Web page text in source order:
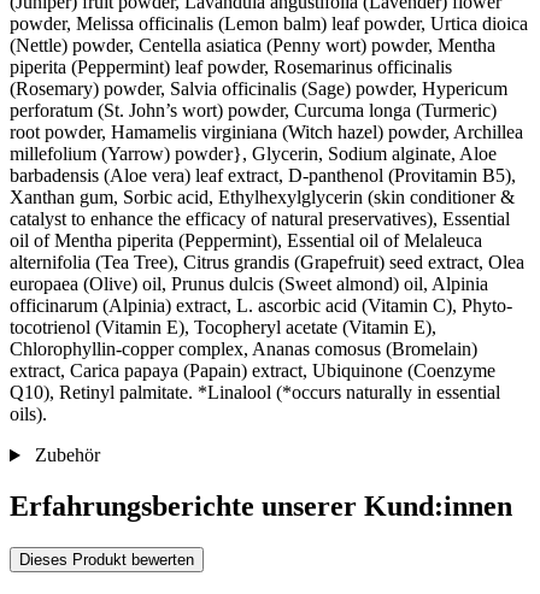
powder, Melissa officinalis (Lemon balm) leaf powder, Urtica dioica
(Nettle) powder, Centella asiatica (Penny wort) powder, Mentha
piperita (Peppermint) leaf powder, Rosemarinus officinalis
(Rosemary) powder, Salvia officinalis (Sage) powder, Hypericum
perforatum (St. John’s wort) powder, Curcuma longa (Turmeric)
root powder, Hamamelis virginiana (Witch hazel) powder, Archillea
millefolium (Yarrow) powder}, Glycerin, Sodium alginate, Aloe
barbadensis (Aloe vera) leaf extract, D-panthenol (Provitamin B5),
Xanthan gum, Sorbic acid, Ethylhexylglycerin (skin conditioner &
catalyst to enhance the efficacy of natural preservatives), Essential
oil of Mentha piperita (Peppermint), Essential oil of Melaleuca
alternifolia (Tea Tree), Citrus grandis (Grapefruit) seed extract, Olea
europaea (Olive) oil, Prunus dulcis (Sweet almond) oil, Alpinia
officinarum (Alpinia) extract, L. ascorbic acid (Vitamin C), Phyto-
tocotrienol (Vitamin E), Tocopheryl acetate (Vitamin E),
Chlorophyllin-copper complex, Ananas comosus (Bromelain)
extract, Carica papaya (Papain) extract, Ubiquinone (Coenzyme
Q10), Retinyl palmitate. *Linalool (*occurs naturally in essential
oils).
Zubehör
Erfahrungsberichte unserer Kund:innen
Dieses Produkt bewerten